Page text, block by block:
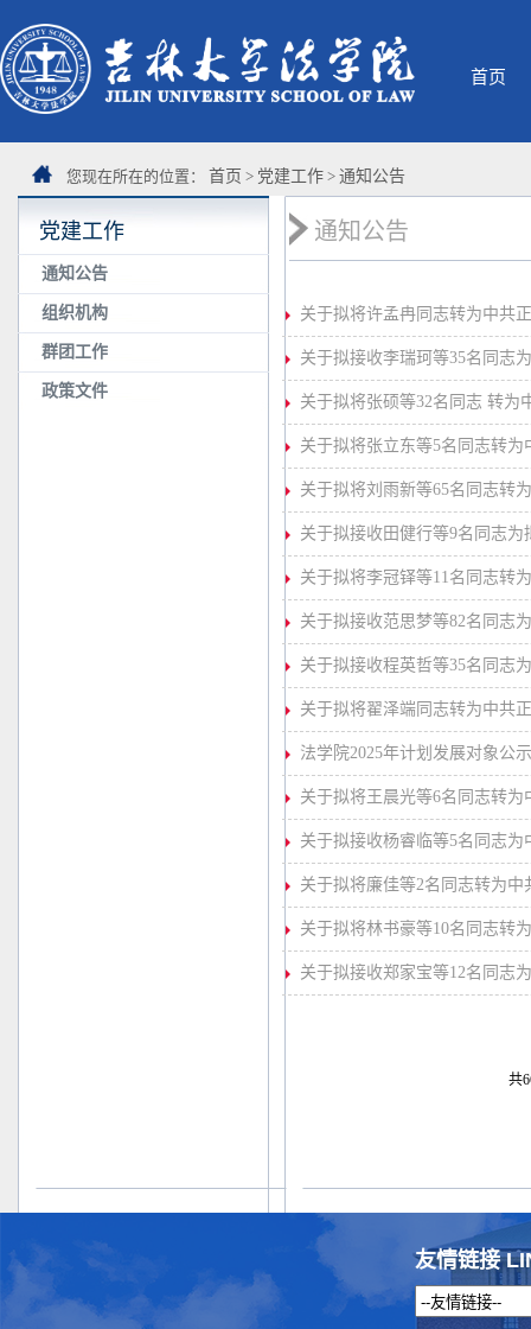
首页
您现在所在的位置： 首页 > 党建工作 > 通知公告
党建工作
通知公告
组织机构
群团工作
政策文件
通知公告
关于拟将许孟冉同志转为中共
关于拟接收李瑞珂等35名同志
关于拟将张硕等32名同志 转为
关于拟将张立东等5名同志转为
关于拟将刘雨新等65名同志转
关于拟接收田健行等9名同志为
关于拟将李冠铎等11名同志转
关于拟接收范思梦等82名同志
关于拟接收程英哲等35名同志
关于拟将翟泽端同志转为中共
法学院2025年计划发展对象公示
关于拟将王晨光等6名同志转为
关于拟接收杨睿临等5名同志为
关于拟将廉佳等2名同志转为中
关于拟将林书豪等10名同志转
关于拟接收郑家宝等12名同志
共
友情链接